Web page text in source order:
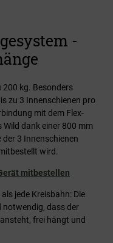
-
kg. Besonders
zu 3 Innenschienen pro
mit dem Flex-
dank einer 800 mm
3 Innenschienen
wird.
mitbestellen
jede Kreisbahn: Die
notwendig, dass der
frei hängt und